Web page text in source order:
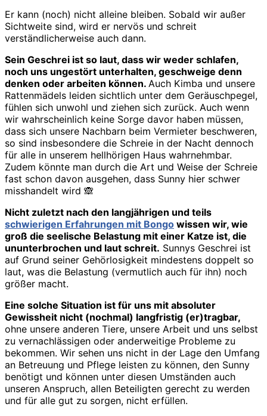
Er kann (noch) nicht alleine bleiben. Sobald wir außer
Sichtweite sind, wird er nervös und schreit
verständlicherweise auch dann.
Sein Geschrei ist so laut, dass wir weder schlafen,
noch uns ungestört unterhalten, geschweige denn
denken oder arbeiten können. Auch Kimba und unsere
Rattenmädels leiden sichtlich unter dem Geräuschpegel,
fühlen sich unwohl und ziehen sich zurück. Auch wenn
wir wahrscheinlich keine Sorge davor haben müssen,
dass sich unsere Nachbarn beim Vermieter beschweren,
so sind insbesondere die Schreie in der Nacht dennoch
für alle in unserem hellhörigen Haus wahrnehmbar.
Zudem könnte man durch die Art und Weise der Schreie
fast schon davon ausgehen, dass Sunny hier schwer
misshandelt wird 🙈
Nicht zuletzt nach den langjährigen und teils
schwierigen Erfahrungen mit Bongo wissen wir, wie
groß die seelische Belastung mit einer Katze ist, die
ununterbrochen und laut schreit. Sunnys Geschrei ist
auf Grund seiner Gehörlosigkeit mindestens doppelt so
laut, was die Belastung (vermutlich auch für ihn) noch
größer macht.
Eine solche Situation ist für uns mit absoluter
Gewissheit nicht (nochmal) langfristig (er)tragbar,
ohne unsere anderen Tiere, unsere Arbeit und uns selbst
zu vernachlässigen oder anderweitige Probleme zu
bekommen. Wir sehen uns nicht in der Lage den Umfang
an Betreuung und Pflege leisten zu können, den Sunny
benötigt und können unter diesen Umständen auch
unseren Anspruch, allen Beteiligten gerecht zu werden
und für alle gut zu sorgen, nicht erfüllen.